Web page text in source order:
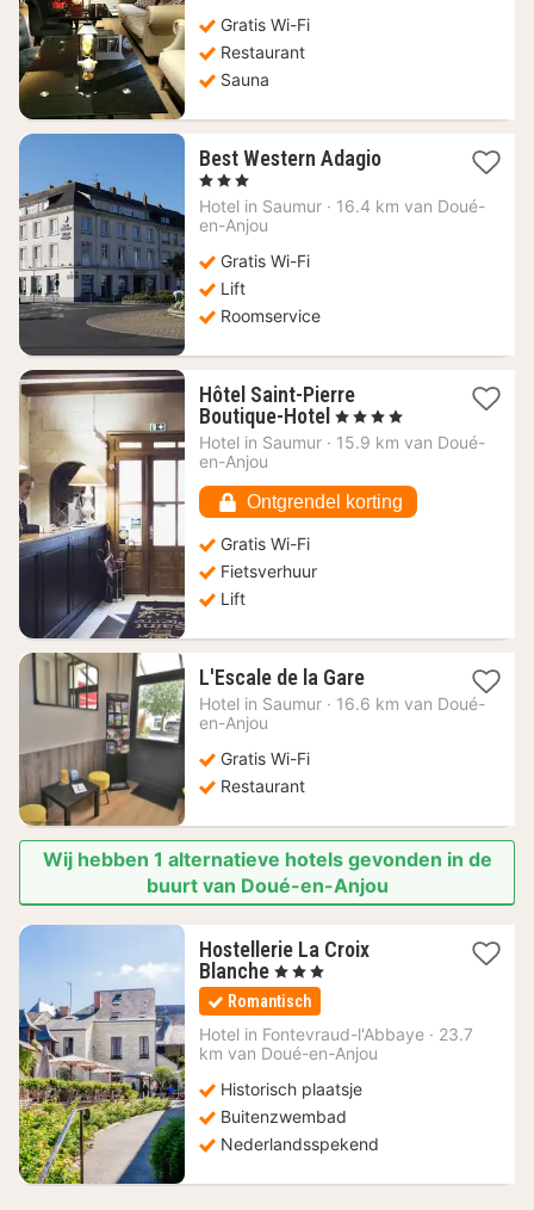
€
Gratis Wi-Fi
Restaurant
Sauna
Best Western Adagio1
vanaf
, 3 Sterren
Hotel in Saumur · 16.4 km van Doué-
en-Anjou
Gratis Wi-Fi
Lift
Roomservice
Hôtel Saint-Pierre
Boutique-Hotel 1
nacht
€
, 4 Sterren
Hotel in Saumur · 15.9 km van Doué-
en-Anjou
Ontgrendel korting
Gratis Wi-Fi
Fietsverhuur
Lift
L'Escale de la Gare1
nacht
Hotel in Saumur · 16.6 km van Doué-
en-Anjou
Gratis Wi-Fi
Restaurant
Wij hebben 1 alternatieve hotels gevonden in de
buurt van Doué-en-Anjou
Hostellerie La Croix
Blanche 1
nacht
vanaf
133,22
€
, 3 Sterren
Romantisch
Hotel in Fontevraud-l'Abbaye · 23.7
km van Doué-en-Anjou
Historisch plaatsje
Buitenzwembad
Nederlandsspekend